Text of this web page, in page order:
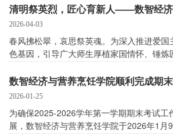
办学评价方案 凝心聚力提升育人质量”专题
珠、全体领导班子成员、各教研组长、骨干
2026-04-03
春风拂松翠，哀思祭英魂。为深入推进爱国
色基因，引导广大师生厚植家国情怀、锤炼
共30名师生，前往长葛烈士陵园开展 “祭英
命”主题祭扫活动，以庄重仪式致敬革命先烈
陵园后，师生们整齐列队于烈士纪念碑前
革命先烈的崇高敬意。
数智经济与营养烹饪学院顺利完成期
2026-01-25
为确保2025-2026学年第一学期期末考试工
展，数智经济与营养烹饪学院于2026年1月